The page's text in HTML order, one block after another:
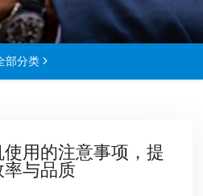
部分类 
用的注意事项，提
率与品质